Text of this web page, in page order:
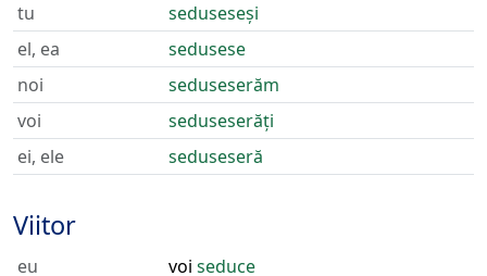
tu
seduseseși
el, ea
sedusese
noi
seduseserăm
voi
seduseserăți
ei, ele
seduseseră
Viitor
eu voi seduce